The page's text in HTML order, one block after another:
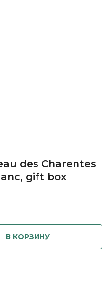
des Charentes
gift box
В КОРЗИНУ